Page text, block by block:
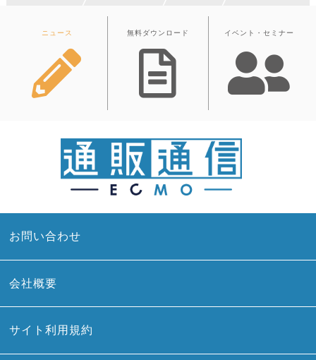
ニュース 無料ダウンロード イベント・セミナー
お問い合わせ
会社概要
サイト利用規約